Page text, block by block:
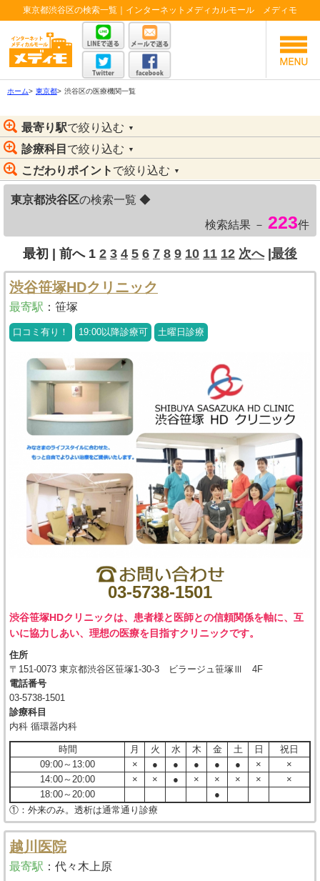
東京都渋谷区の検索一覧｜インターネットメディカルモール メディモ
ホーム> 東京都> 渋谷区の医療機関一覧
最寄り駅で絞り込む ▼
診療科目 で絞り込む ▼
こだわりポイント で絞り込む ▼
東京都渋谷区の検索一覧 ◆
検索結果 － 223件
最初 | 前へ 1 2 3 4 5 6 7 8 9 10 11 12 次へ|最後
渋谷笹塚HDクリニック
最寄駅 ： 笹塚
口コミ有り！ 19:00以降診療可 土曜日診療
03-5738-1501
渋谷笹塚HDクリニックは、患者様と医師との信頼関係を軸に、互
いに協力しあい、理想の医療を目指すクリニックです。
住所
〒151-0073 東京都渋谷区笹塚1-30-3 ビラージュ笹塚Ⅲ 4F
電話番号
03-5738-1501
診療科目
内科 循環器内科
時間 月 火 水 木 金 土 日
祝日
09:00～13:00
× ● ● ● ● ● ×
×
14:00～20:00
× × ● × × × ×
×
18:00～20:00
●
①：外来のみ。透析は通常通り診療
越川医院
最寄駅 ： 代々木上原